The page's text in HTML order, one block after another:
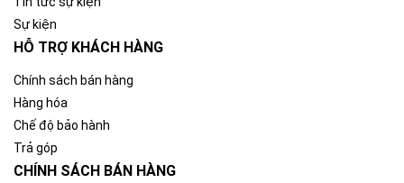
Sự kiện
HỖ TRỢ KHÁCH HÀNG
Chính sách bán hàng
Hàng hóa
Chế độ bảo hành
Trả góp
CHÍNH SÁCH BÁN HÀNG